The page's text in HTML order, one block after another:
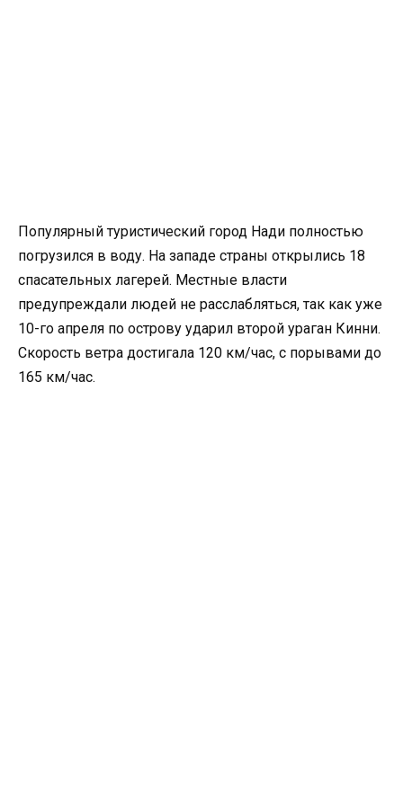
Популярный туристический город Нади полностью
погрузился в воду. На западе страны открылись 18
спасательных лагерей. Местные власти
предупреждали людей не расслабляться, так как уже
10-го апреля по острову ударил второй ураган Кинни.
Скорость ветра достигала 120 км/час, с порывами до
165 км/час.